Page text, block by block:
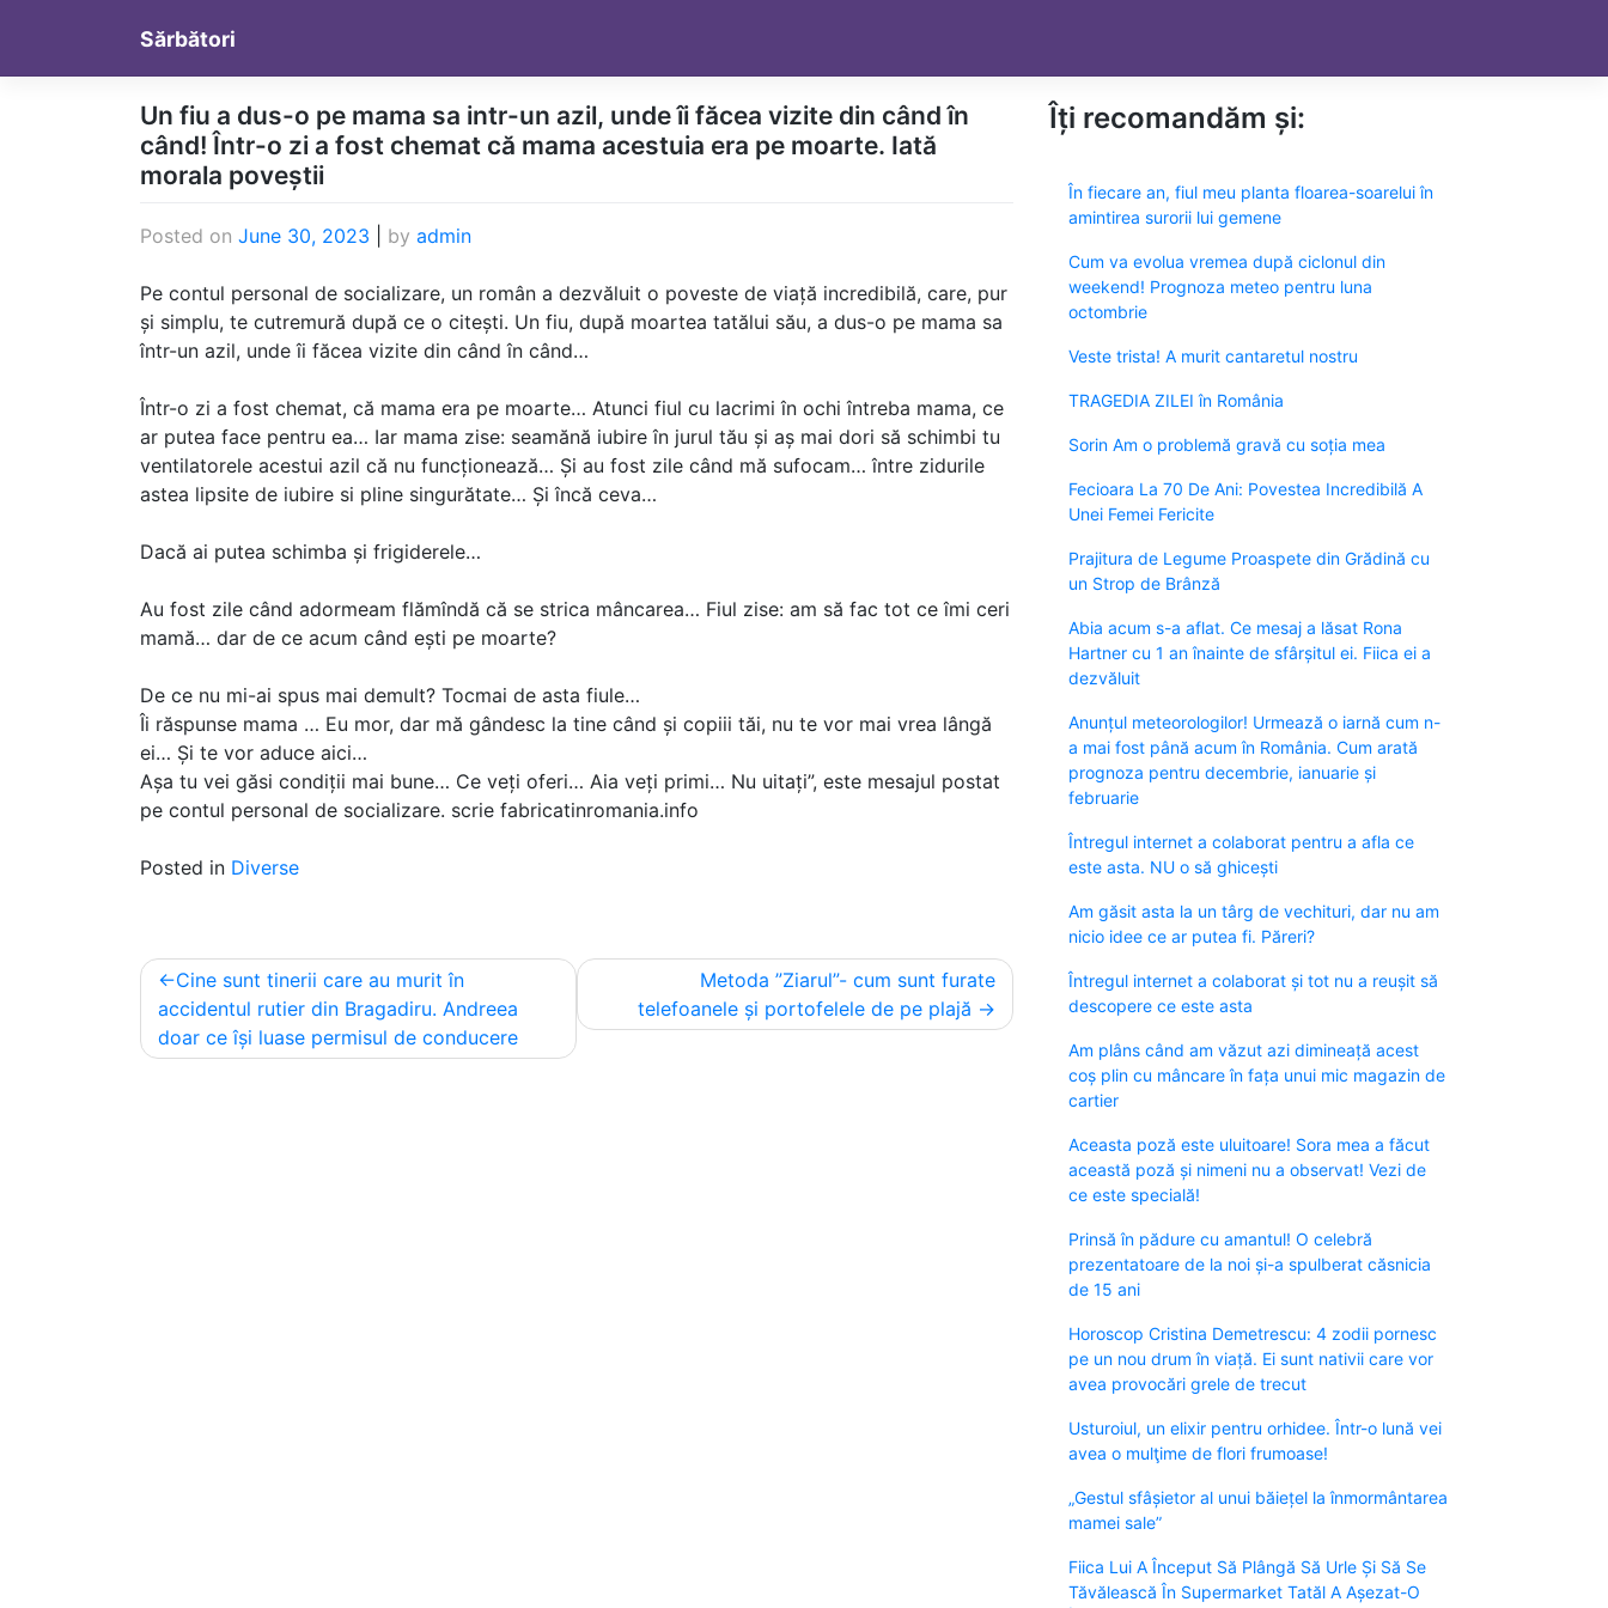
content
Sărbători
Un fiu a dus-o pe mama sa intr-un azil, unde îi făcea vizite din când în
când! Într-o zi a fost chemat că mama acestuia era pe moarte. Iată
morala poveștii
Posted on June 30, 2023 by admin
Pe contul personal de socializare, un român a dezvăluit o poveste de viață incredibilă, care, pur
și simplu, te cutremură după ce o citești. Un fiu, după moartea tatălui său, a dus-o pe mama sa
într-un azil, unde îi făcea vizite din când în când…
Într-o zi a fost chemat, că mama era pe moarte… Atunci fiul cu lacrimi în ochi întreba mama, ce
ar putea face pentru ea… Iar mama zise: seamănă iubire în jurul tău și aș mai dori să schimbi tu
ventilatorele acestui azil că nu funcționează… Și au fost zile când mă sufocam… între zidurile
astea lipsite de iubire si pline singurătate… Și încă ceva…
Dacă ai putea schimba și frigiderele…
Au fost zile când adormeam flămîndă că se strica mâncarea… Fiul zise: am să fac tot ce îmi ceri
mamă… dar de ce acum când ești pe moarte?
De ce nu mi-ai spus mai demult? Tocmai de asta fiule…
Îi răspunse mama … Eu mor, dar mă gândesc la tine când și copiii tăi, nu te vor mai vrea lângă
ei… Și te vor aduce aici…
Așa tu vei găsi condiții mai bune… Ce veți oferi… Aia veți primi… Nu uitați”, este mesajul postat
pe contul personal de socializare. scrie fabricatinromania.info
Posted in Diverse
Post
navigation
Cine sunt tinerii care au murit în
accidentul rutier din Bragadiru. Andreea
doar ce își luase permisul de conducere
Metoda ”Ziarul”- cum sunt furate
telefoanele și portofelele de pe plajă
Îți recomandăm și:
În fiecare an, fiul meu planta floarea-soarelui în
amintirea surorii lui gemene
Cum va evolua vremea după ciclonul din
weekend! Prognoza meteo pentru luna
octombrie
Veste trista! A murit cantaretul nostru
TRAGEDIA ZILEI în România
Sorin Am o problemă gravă cu soția mea
Fecioara La 70 De Ani: Povestea Incredibilă A
Unei Femei Fericite
Prajitura de Legume Proaspete din Grădină cu
un Strop de Brânză
Abia acum s-a aflat. Ce mesaj a lăsat Rona
Hartner cu 1 an înainte de sfârșitul ei. Fiica ei a
dezvăluit
Anunțul meteorologilor! Urmează o iarnă cum n-
a mai fost până acum în România. Cum arată
prognoza pentru decembrie, ianuarie și
februarie
Întregul internet a colaborat pentru a afla ce
este asta. NU o să ghicești
Am găsit asta la un târg de vechituri, dar nu am
nicio idee ce ar putea fi. Păreri?
Întregul internet a colaborat și tot nu a reușit să
descopere ce este asta
Am plâns când am văzut azi dimineață acest
coș plin cu mâncare în fața unui mic magazin de
cartier
Aceasta poză este uluitoare! Sora mea a făcut
această poză și nimeni nu a observat! Vezi de
ce este specială!
Prinsă în pădure cu amantul! O celebră
prezentatoare de la noi și-a spulberat căsnicia
de 15 ani
Horoscop Cristina Demetrescu: 4 zodii pornesc
pe un nou drum în viață. Ei sunt nativii care vor
avea provocări grele de trecut
Usturoiul, un elixir pentru orhidee. Într-o lună vei
avea o mulţime de flori frumoase!
„Gestul sfâșietor al unui băiețel la înmormântarea
mamei sale”
Fiica Lui A Început Să Plângă Să Urle Și Să Se
Tăvălească În Supermarket Tatăl A Așezat-O